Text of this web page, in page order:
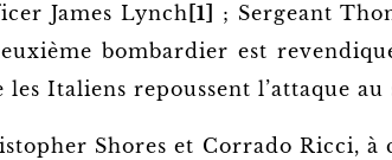
James Lynch [1] ; Sergeant
bombardier est
Italiens repoussent l’attaque au
Shores et Corrado Ricci, à